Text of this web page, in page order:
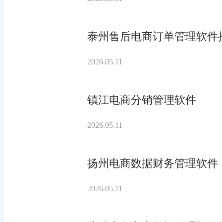
泰州售后电商订单管理软件
2026.05.11
镇江电商分销管理软件
2026.05.11
扬州电商数据财务管理软件
2026.05.11